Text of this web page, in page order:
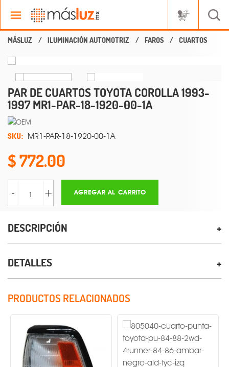
ILUMINACIÓN AUTOMOTRIZ FAROS CUARTOS
PAR DE CUARTOS TOYOTA COROLLA 1993-
1997 MR1-PAR-18-1920-00-1A
SKU: MR1-PAR-18-1920-00-1A
772.00
- + AGREGAR AL CARRITO
DESCRIPCIÓN
DETALLES
PRODUCTOS RELACIONADOS